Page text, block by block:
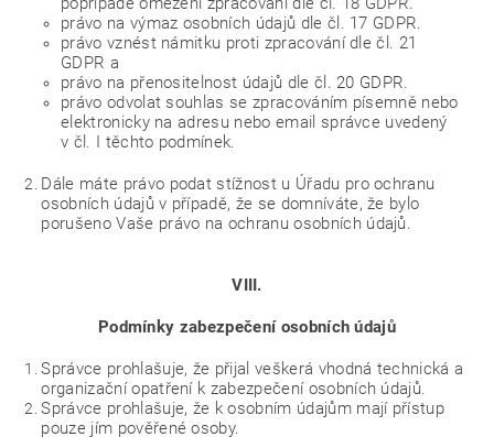
právo na výmaz osobních údajů dle čl. 17 GDPR.
právo vznést námitku proti zpracování dle čl. 21
GDPR a
právo na přenositelnost údajů dle čl. 20 GDPR.
právo odvolat souhlas se zpracováním písemně nebo
elektronicky na adresu nebo email správce uvedený
v čl. I těchto podmínek.
Dále máte právo podat stížnost u Úřadu pro ochranu
osobních údajů v případě, že se domníváte, že bylo
porušeno Vaše právo na ochranu osobních údajů.
VIII.
Podmínky zabezpečení osobních údajů
Správce prohlašuje, že přijal veškerá vhodná technická a
organizační opatření k zabezpečení osobních údajů.
Správce prohlašuje, že k osobním údajům mají přístup
pouze jím pověřené osoby.